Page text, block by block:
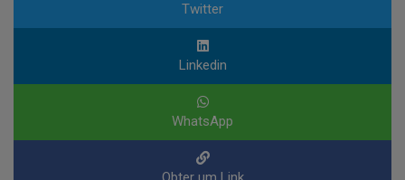
Twitter
Linkedin
WhatsApp